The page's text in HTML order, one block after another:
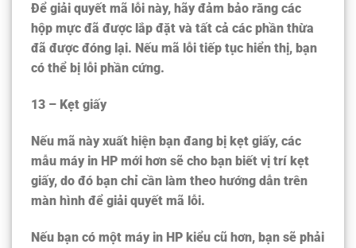
Để giải quyết mã lỗi này, hãy đảm bảo rằng các
hộp mực đã được lắp đặt và tất cả các phần thừa
đã được đóng lại. Nếu mã lỗi tiếp tục hiển thị, bạn
có thể bị lỗi phần cứng.
13 – Kẹt giấy
Nếu mã này xuất hiện bạn đang bị kẹt giấy, các
mẫu máy in HP mới hơn sẽ cho bạn biết vị trí kẹt
giấy, do đó bạn chỉ cần làm theo hướng dẫn trên
màn hình để giải quyết mã lỗi.
Nếu bạn có một máy in HP kiểu cũ hơn, bạn sẽ phải